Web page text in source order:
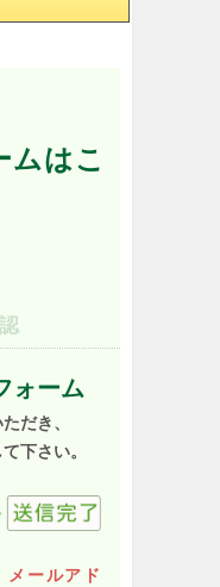
ムはこ
ォーム
だき、
下さい。
メールアド